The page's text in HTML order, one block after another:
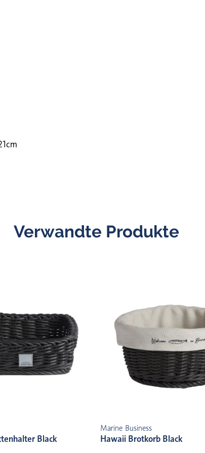
Verwandte Produkte
Black
Marine Business
Hawaii Brotkorb Black